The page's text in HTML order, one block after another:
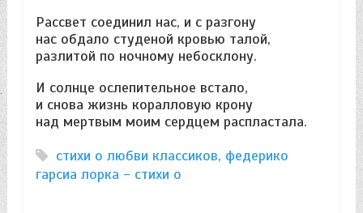
Рассвет соединил нас, и с разгону
нас обдало студеной кровью талой,
разлитой по ночному небосклону.
И солнце ослепительное встало,
и снова жизнь коралловую крону
над мертвым моим сердцем распластала.
стихи о любви классиков, федерико
гарсиа лорка - стихи о